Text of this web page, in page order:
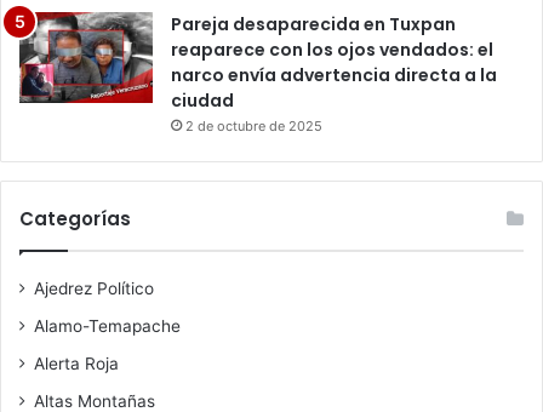
Pareja desaparecida en Tuxpan
reaparece con los ojos vendados: el
narco envía advertencia directa a la
ciudad
2 de octubre de 2025
Categorías
Ajedrez Político
Alamo-Temapache
Alerta Roja
Altas Montañas